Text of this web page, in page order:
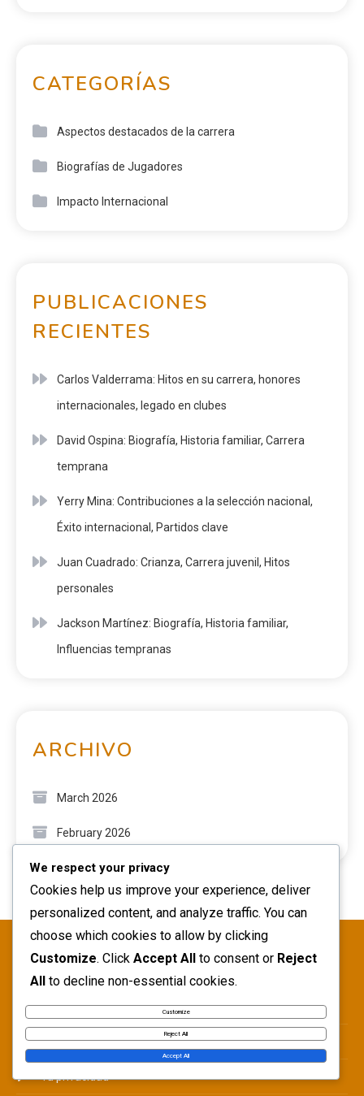
CATEGORÍAS
Aspectos destacados de la carrera
Biografías de Jugadores
Impacto Internacional
PUBLICACIONES
RECIENTES
Carlos Valderrama: Hitos en su carrera, honores
internacionales, legado en clubes
David Ospina: Biografía, Historia familiar, Carrera
temprana
Yerry Mina: Contribuciones a la selección nacional,
Éxito internacional, Partidos clave
Juan Cuadrado: Crianza, Carrera juvenil, Hitos
personales
Jackson Martínez: Biografía, Historia familiar,
Influencias tempranas
ARCHIVO
March 2026
February 2026
LEGAL
Preferencias de cookies
Contáctanos
Tu privacidad
We respect your privacy
Cookies help us improve your experience, deliver
personalized content, and analyze traffic. You can
choose which cookies to allow by clicking
Customize. Click Accept All to consent or Reject
All to decline non-essential cookies.
Customize
Reject All
Accept All